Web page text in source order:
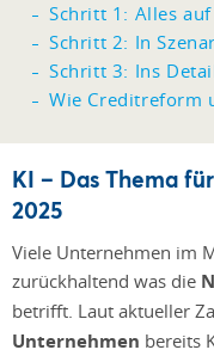
Schritt 1: Alles
Schritt 2: In
Schritt 3: Ins
Wie Creditreform
KI – Das Thema
2025
Viele Unternehmen im
zurückhaltend was die
betrifft. Laut aktueller
Unternehmen bereits